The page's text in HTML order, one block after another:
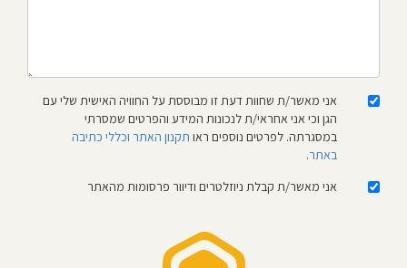
אני מאשר/ת שחוות דעת זו מבוססת על החוויה האישית שלי עם
הגן וכי אני אחראי/ת לנכונות המידע והפרטים שמסרתי
במסגרתה. לפרטים נוספים ראו תקנון האתר וכללי כתיבה
באתר.
אני מאשר/ת קבלת ניוזלטרים ודיוור פרסומות מהאתר